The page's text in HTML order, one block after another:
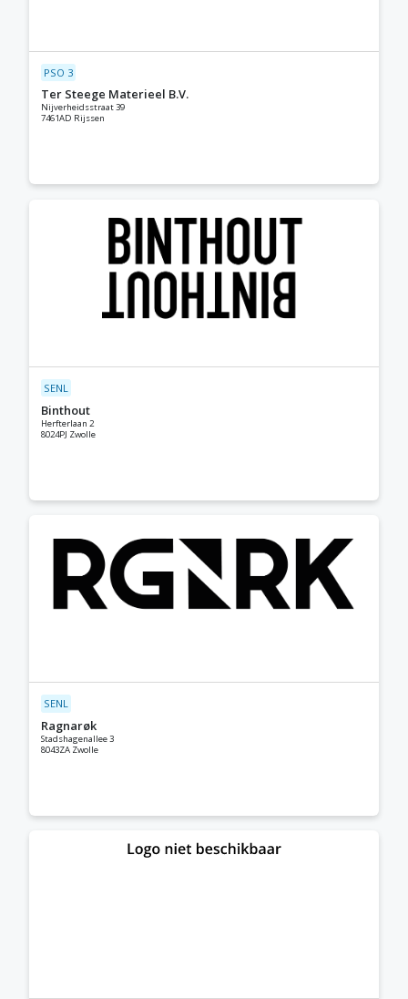
PSO 3
Ter Steege Materieel B.V.
Nijverheidsstraat 39
7461AD Rijssen
SENL
Binthout
Herfterlaan 2
8024PJ Zwolle
SENL
Ragnarøk
Stadshagenallee 3
8043ZA Zwolle